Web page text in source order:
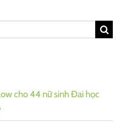
cho 44 nữ sinh Đai học